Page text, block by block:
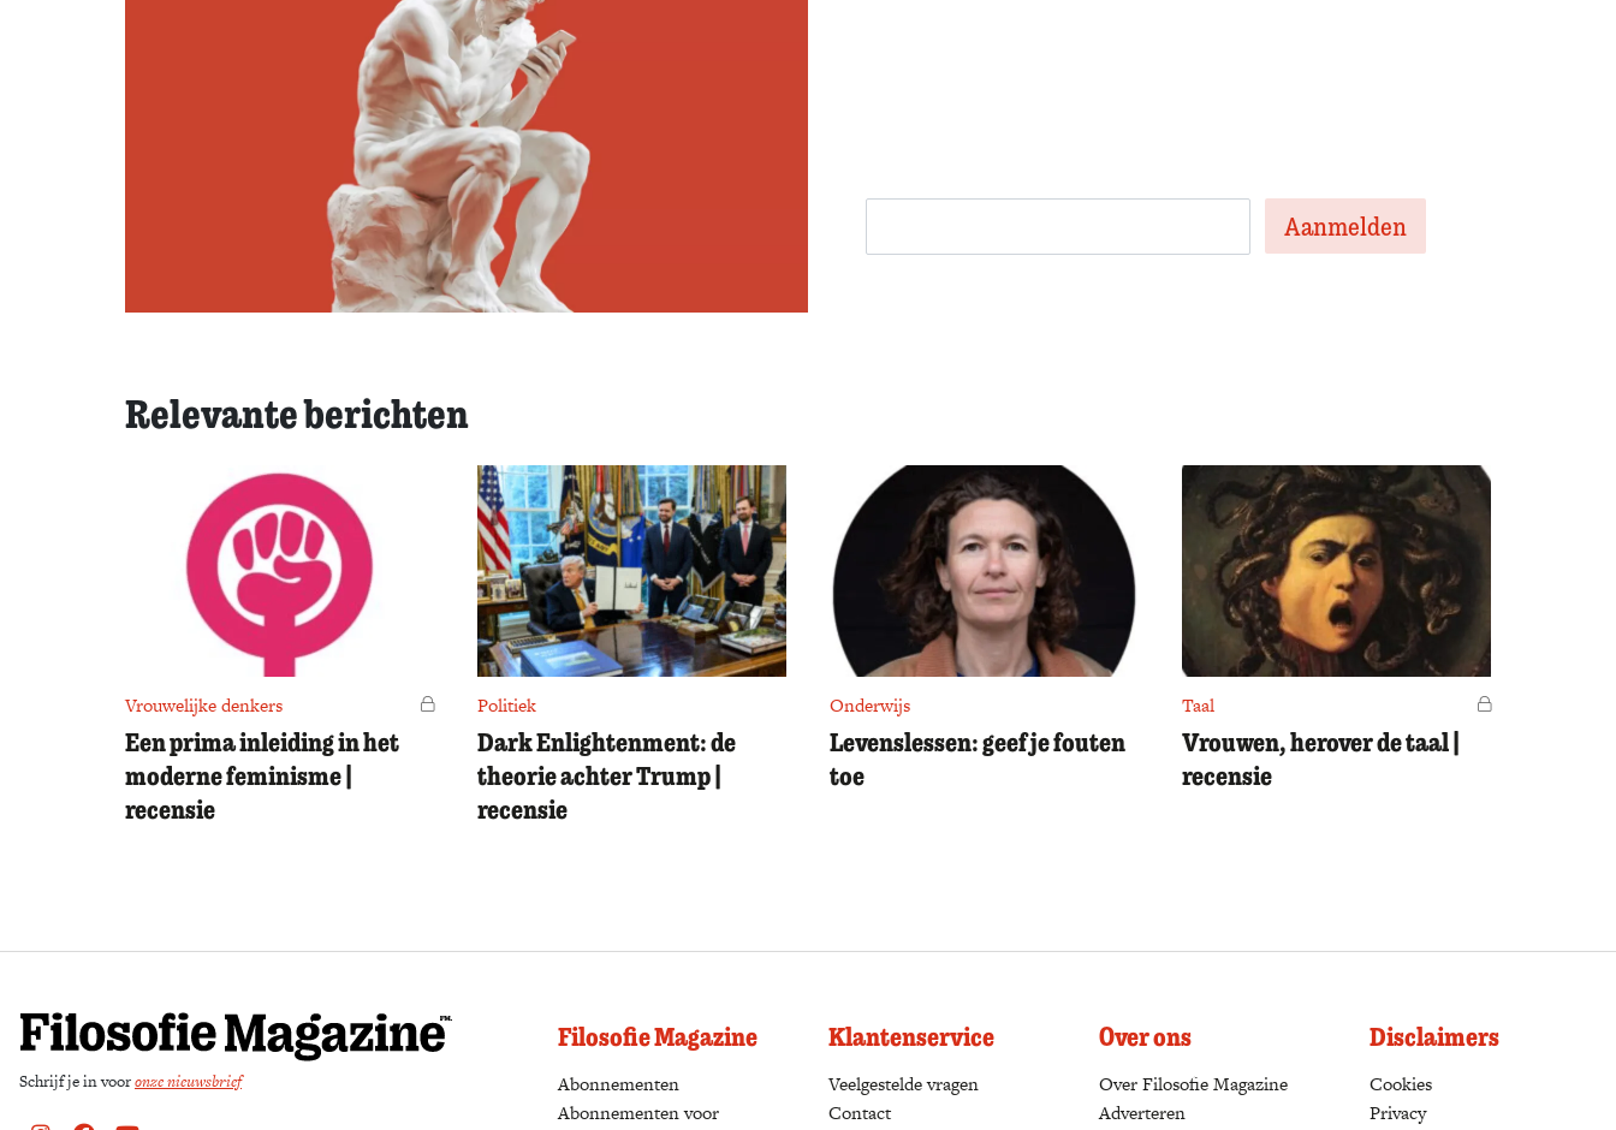
Relevante berichten
Vrouwelijke denkers Voor leden
Een prima inleiding in het
moderne feminisme |
recensie
Politiek
Dark Enlightenment: de
theorie achter Trump |
recensie
Onderwijs
Levenslessen: geef je fouten
toe
Taal Voor leden
Vrouwen, herover de taal |
recensie
Schrijf je in vooronze nieuwsbrief
Filosofie Magazine
Abonnementen (opens in a new tab)
Abonnementen voor
Klantenservice
Veelgestelde vragen
Contact
Over ons
Over Filosofie Magazine
Adverteren
Disclaimers
Cookies
Privacy